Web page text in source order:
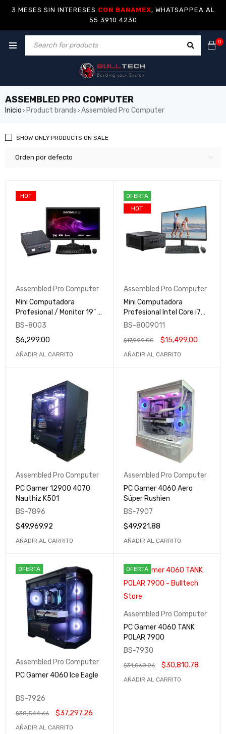
3 MESES SIN INTERESES CON BANAMEX, WHATSAPPEA AL
55 3910 4230
0
ASSEMBLED PRO COMPUTER
Inicio › Product brands › Assembled Pro Computer
Orden por defecto
SHOW ONLY PRODUCTS ON SALE
HOT
Assembled Pro Computer
Mini Computadora
Profesional / Monitor 19" /
Kit de Teclado & Mouse /
BS-8003
$6,299.00
AÑADIR AL CARRITO
OFERTA
HOT
Assembled Pro Computer
Mini Computadora
Profesional Intel Core i7
(NUC11TNHi7) / Monitor
Mouse / Hogar - Negocio -
Escuela
BS-8009011
$17,999.00 $15,499.00
AÑADIR AL CARRITO
Assembled Pro Computer
PC Gamer 12900 4070
Nauthiz K501
BS-7896
$49,969.92
AÑADIR AL CARRITO
Assembled Pro Computer
PC Gamer 4060 Aero
Súper Rushien
BS-7907
$49,921.88
AÑADIR AL CARRITO
OFERTA
Assembled Pro Computer
PC Gamer 4060 Ice Eagle
BS-7926
$38,544.66 $37,297.26
AÑADIR AL CARRITO
OFERTA
Assembled Pro Computer
PC Gamer 4060 TANK
POLAR 7900
BS-7930
$31,060.26 $30,810.78
AÑADIR AL CARRITO